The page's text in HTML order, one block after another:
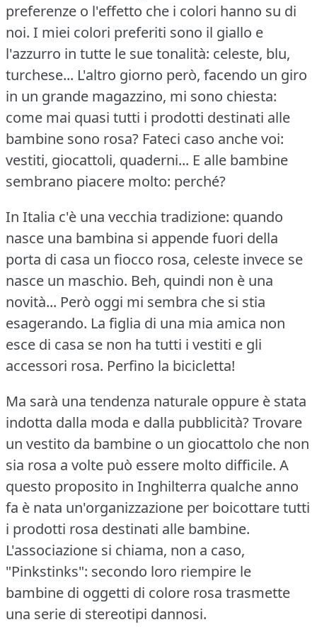
preferenze o l'effetto che i colori hanno su di
noi. I miei colori preferiti sono il giallo e
l'azzurro in tutte le sue tonalità: celeste, blu,
turchese... L'altro giorno però, facendo un giro
in un grande magazzino, mi sono chiesta:
come mai quasi tutti i prodotti destinati alle
bambine sono rosa? Fateci caso anche voi:
vestiti, giocattoli, quaderni... E alle bambine
sembrano piacere molto: perché?
In Italia c'è una vecchia tradizione: quando
nasce una bambina si appende fuori della
porta di casa un fiocco rosa, celeste invece se
nasce un maschio. Beh, quindi non è una
novità... Però oggi mi sembra che si stia
esagerando. La figlia di una mia amica non
esce di casa se non ha tutti i vestiti e gli
accessori rosa. Perfino la bicicletta!
Ma sarà una tendenza naturale oppure è stata
indotta dalla moda e dalla pubblicità?Trovare
un vestito da bambine o un giocattolo che non
sia rosa a volte può essere molto difficile. A
questo proposito in Inghilterra qualche anno
fa è nata un'organizzazione per boicottare tutti
i prodotti rosa destinati alle bambine.
L'associazione si chiama, non a caso,
"Pinkstinks": secondo loro riempire le
bambine di oggetti di colore rosa trasmette
una serie di stereotipi dannosi.